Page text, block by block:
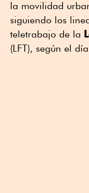
la movilidad
siguiendo los
teletrabajo de la
(LFT), según el